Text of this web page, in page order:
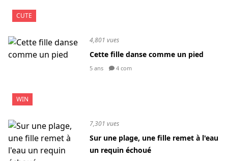
CUTE
WIN
4,801 vues
Cette fille danse comme un pied
5 ans 4 com
7,301 vues
Sur une plage, une fille remet à l'eau
un requin échoué